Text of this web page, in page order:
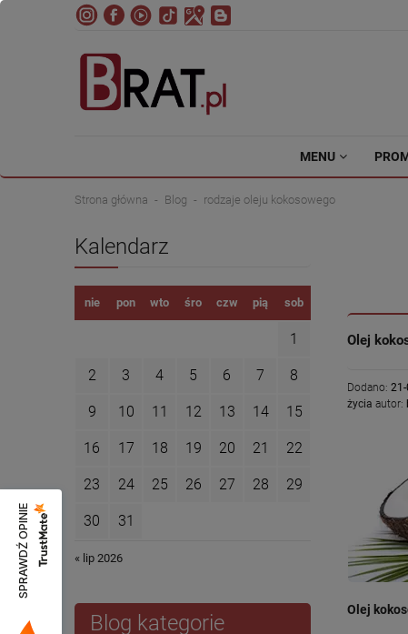
MENU
Strona główna Blog rodzaje oleju kokosowego
Kalendarz
nie pon wto śro czw pią sob
1
2 3 4 5 6 7 8
9 10 11 12 13 14 15
16 17 18 19 20 21 22
23 24 25 26 27 28 29
30 31
« lip 2026
Blog kategorie
Olej
Dodano:
życia autor:
Olej
SPRAWDŹ OPINIE